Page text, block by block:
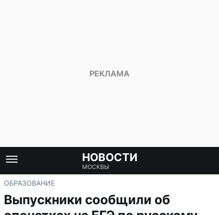
НОВОСТИ
МОСКВЫ
ОБРАЗОВАНИЕ
Выпускники сообщили об